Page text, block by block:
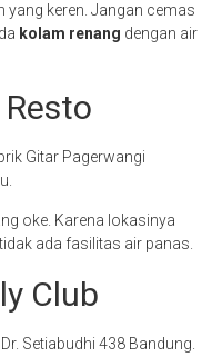
keren. Jangan cemas
kolam renang dengan air
Gitar Pagerwangi
oke. Karena lokasinya
ada fasilitas air panas.
Club
Setiabudhi 438 Bandung.